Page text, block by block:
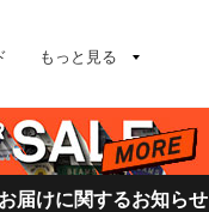
もっと見る
届けに関するお知らせ